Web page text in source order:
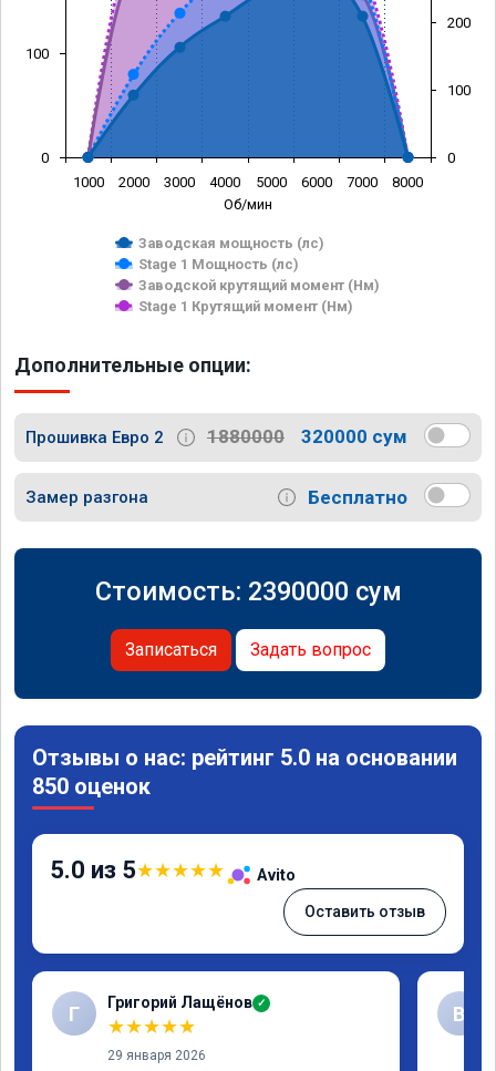
Об/мин
Заводская мощность (лс)
Stage 1 Мощность (лс)
Заводской крутящий момент (Нм)
Stage 1 Крутящий момент (Нм)
1000 2000 3000 4000 5000 6000 7000 8000
0
100
0
100
200
Дополнительные опции:
Прошивка Евро 2 1880000 320000 сум
Замер разгона Бесплатно
Стоимость: 2390000 сум
Записаться Задать вопрос
Отзывы о нас: рейтинг 5.0 на основании
850 оценок
5.0 из 5★★★★★ Avito
Оставить отзыв
Г Григорий Лащёнов ✓
★★★★★
29 января 2026
В